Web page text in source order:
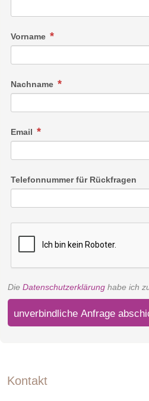
Vorname
Nachname
Email
Telefonnummer für Rückfragen
Die Datenschutzerklärung habe ich
unverbindliche Anfrage
Kontakt